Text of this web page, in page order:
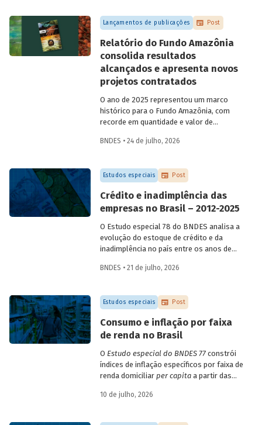
Lançamentos de publicações Post
Relatório do Fundo Amazônia
consolida resultados
alcançados e apresenta novos
projetos contratados
O ano de 2025 representou um marco
histórico para o Fundo Amazônia, com
recorde em quantidade e valor de
desembolsos: foram 22 operações
bilhões, além de R$ 387 milhões
desembolsados. Ainda no período, foram
contratados 25 novos projetos.
BNDES • 24 de julho, 2026
Estudos especiais Post
Crédito e inadimplência das
empresas no Brasil – 2012-2025
O Estudo especial 78 do BNDES analisa a
evolução do estoque de crédito e da
inadimplência no país entre os anos de
analíticos complementares: o porte da
econômica.
BNDES • 21 de julho, 2026
Estudos especiais Post
Consumo e inflação por faixa
de renda no Brasil
O Estudo especial do BNDES 77constrói
índices de inflação específicos por faixa de
renda domiciliar per capitaa partir das
associadas às variações de preços dos
ainda os microdados da Pnad Contínua
10 de julho, 2026